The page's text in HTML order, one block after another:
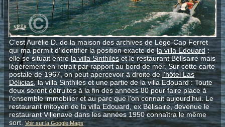
C'est Aurélie D. de la maison des archives de Lège-Cap Ferret
qui ma permit d'identifier la position exacte dela villa Edouard :
elle se situait entrela villa Sinthiles et le restaurant Bélisaire mais
légèrement en retrait par rapport au bord de mer. Sur cette carte
postale de 1967, on peut apercevoir à droite del'hôtel Las
Délicias, la villa Sinthiles et une partie de la villa Edouard : Toute
deux seront détruites à la fin des années 80 pour faire place à
l'ensemble immobilier et au parc que l'on connait aujourd'hui. Le
restaurant mitoyen de la villa Edouard, ex Bélisaire, devenue le
restaurant Villenave dans les années 1950 connaîtra le même
sort.Voir sur la Google Maps